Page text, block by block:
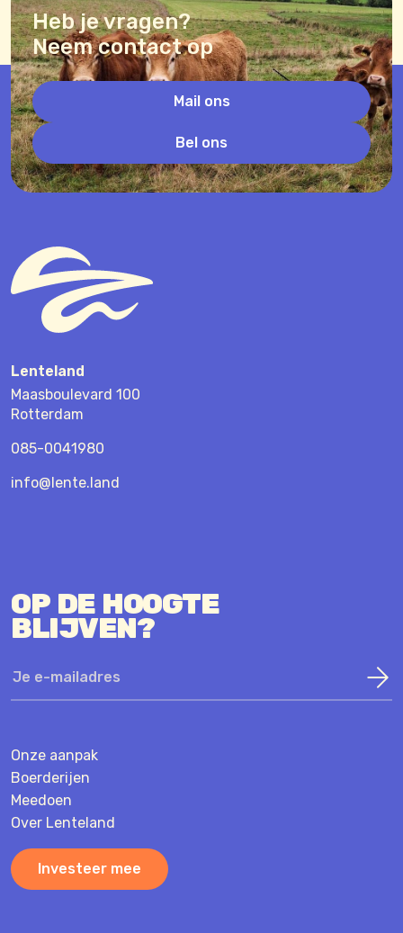
Heb je vragen?
Neem contact op
Mail ons
Bel ons
Lenteland
Maasboulevard 100
Rotterdam
085-0041980
info@lente.land
OP DE HOOGTE
BLIJVEN?
Onze aanpak
Boerderijen
Meedoen
Over Lenteland
Investeer mee